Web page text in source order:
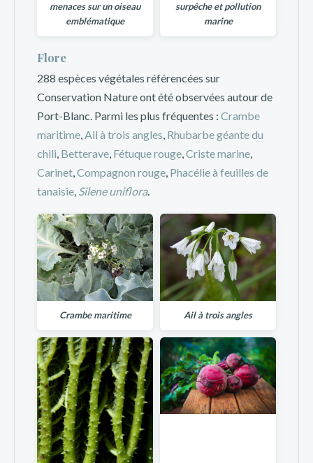
menaces sur un oiseau
emblématique
surpêche et pollution
marine
Flore
288 espèces végétales référencées sur
Conservation Nature ont été observées autour de
Port-Blanc. Parmi les plus fréquentes : Crambe
maritime,Ail à trois angles, Rhubarbe géante du
chili, Betterave, Fétuque rouge,Criste marine,
Carinet,Compagnon rouge, Phacélie à feuilles de
tanaisie, Silene uniflora.
Crambe maritime Ail à trois angles